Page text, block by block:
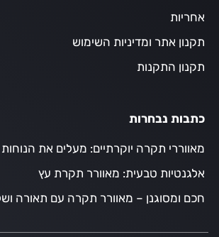
אחריות
תקנון אתר ומדיניות השימוש
תקנון התקנות
כתבות נבחרות
מאווררי תקרה יוקרתיים: מעלים את הנוחות
אלגנטיות טבעית: מאוורר תקרת עץ
חכם ומסוגנן – מאוורר תקרה עם תאורה